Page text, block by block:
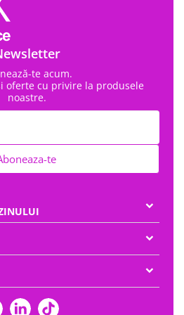
te
te acum.
oferte cu privire la produsele
noastre.